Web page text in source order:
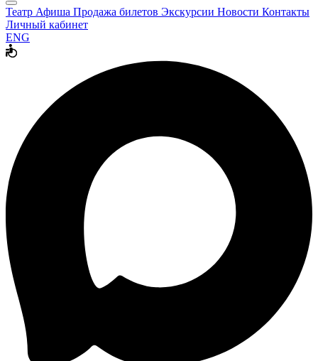
Театр Афиша Продажа билетов Экскурсии Новости Контакты
Личный кабинет
ENG